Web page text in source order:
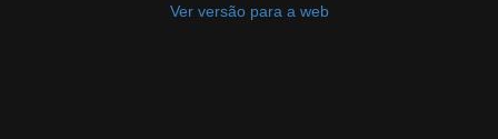
Ver versão para a web